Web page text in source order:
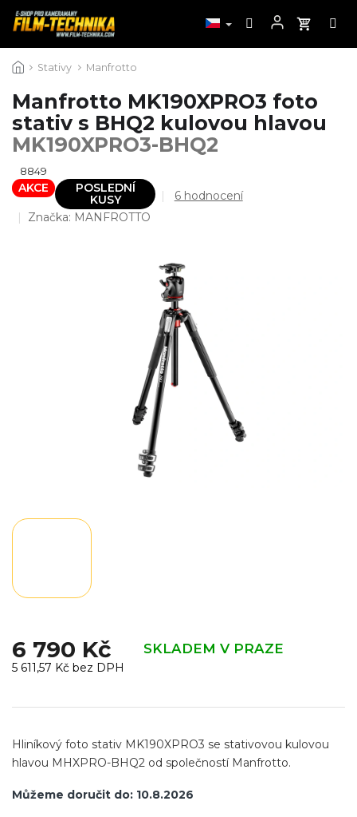
na
Stativy Manfrotto
Manfrotto MK190XPRO3 foto
stativ s BHQ2 kulovou hlavou
MK190XPRO3-BHQ2
8849
AKCE
POSLEDNÍ
KUSY
Průměrné
z
5
hvězdiček.
6 hodnocení
Značka: MANFROTTO
6 790 Kč SKLADEM V PRAZE
5 611,57 Kč bez DPH
cena:
Můžeme doručit do: 10.8.2026
Hliníkový foto stativ MK190XPRO3 se stativovou kulovou
hlavou MHXPRO-BHQ2 od společností Manfrotto.